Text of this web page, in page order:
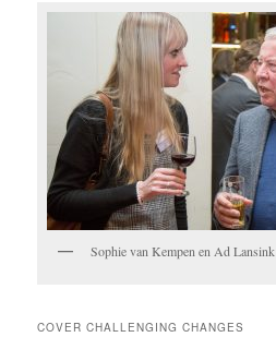
Sophie van Kempen en Ad Lansink
COVER CHALLENGING CHANGES